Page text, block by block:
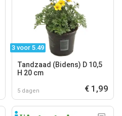
3 voor 5.49
Tandzaad (Bidens) D 10,5
H 20 cm
5 dagen € 1,99